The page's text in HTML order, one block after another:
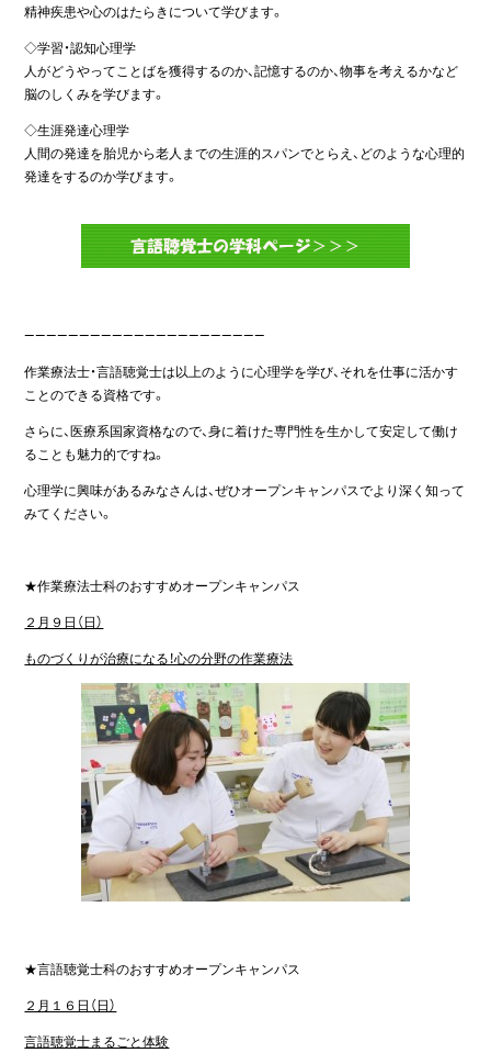
精神疾患や心のはたらきについて学びます。
◇学習・認知心理学
人がどうやってことばを獲得するのか、記憶するのか、物事を考えるかなど
脳のしくみを学びます。
◇生涯発達心理学
人間の発達を胎児から老人までの生涯的スパンでとらえ、どのような心理的
発達をするのか学びます。
——————————————————————
作業療法士・言語聴覚士は以上のように心理学を学び、それを仕事に活かす
ことのできる資格です。
さらに、医療系国家資格なので、身に着けた専門性を生かして安定して働け
ることも魅力的ですね。
心理学に興味があるみなさんは、ぜひオープンキャンパスでより深く知って
みてください。
★作業療法士科のおすすめオープンキャンパス
２月９日（日）
ものづくりが治療になる！心の分野の作業療法
★言語聴覚士科のおすすめオープンキャンパス
２月１６日（日）
言語聴覚士まるごと体験